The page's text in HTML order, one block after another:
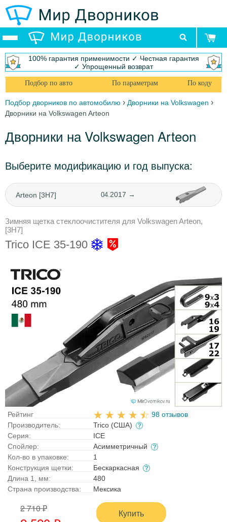
100% гарантия применимости ✓ Честная гарантия
✓ Упрощенный возврат
Подбор по авто По параметрам По коду
Подбор дворников по автомобилю › Дворники на Volkswagen ›
Дворники на Volkswagen Arteon
Дворники на Volkswagen Arteon
Выберите модификацию и год выпуска:
Arteon [3H7] 04 .2017 →
Зимняя щетка стеклоочистителя для Volkswagen Arteon,
[3H7]
Trico ICE 35-190
Рейтинг
98 отзывов
Производитель:
Trico (США)
Серия:
ICE
Спойлер:
Асимметричный
Кол-во в упаковке:
1
Конструкция щетки:
Бескаркасная
Длина 1, мм:
480
Страна производства:
Мексика
2 710 ₽
Купить